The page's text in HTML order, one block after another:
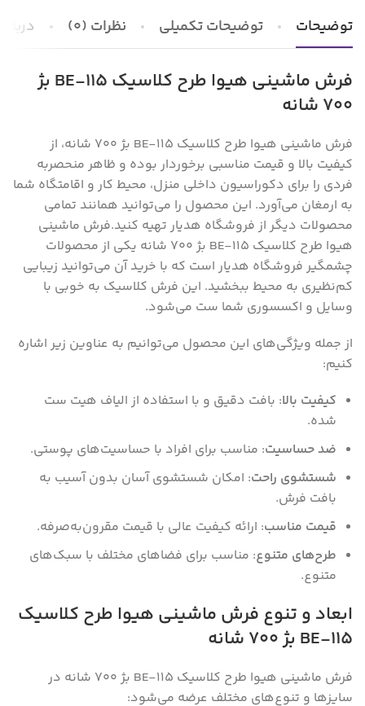
توضیحات توضیحات تکمیلی نظرات (0)
فرش ماشینی هیوا طرح کلاسیک BE-115 بژ
۷۰۰ شانه
فرش ماشینی هیوا طرح کلاسیک BE-115 بژ ۷۰۰ شانه، از
کیفیت بالا و قیمت مناسبی برخوردار بوده و ظاهر منحصر‌به
فردی را برای دکوراسیون داخلی منزل‌، محیط کار و اقامتگاه شما
به ارمغان می‌آورد. این محصول را می‌توانید همانند تمامی
محصولات دیگر از فروشگاه هدیار تهیه کنید.فرش ماشینی
هیوا طرح کلاسیک BE-115 بژ ۷۰۰ شانه یکی از محصولات
چشمگیر فروشگاه هدیار است که با خرید آن می‌توانید زیبایی
کم‌نظیری به محیط ببخشید. این فرش کلاسیک به خوبی با
وسایل و اکسسوری شما ست می‌شود.
از جمله ویژگی‌های این محصول می‌توانیم به عناوین زیر اشاره
کنیم:
کیفیت بالا: بافت دقیق و با استفاده از الیاف هیت ست
شده.
ضد حساسیت: مناسب برای افراد با حساسیت‌های پوستی.
شستشوی راحت: امکان شستشوی آسان بدون آسیب به
بافت فرش.
قیمت مناسب: ارائه کیفیت عالی با قیمت مقرون‌به‌صرفه.
طرح‌های متنوع: مناسب برای فضاهای مختلف با سبک‌های
متنوع.
ابعاد و تنوع فرش ماشینی هیوا طرح کلاسیک
BE-115 بژ ۷۰۰ شانه
فرش ماشینی هیوا طرح کلاسیک BE-115 بژ ۷۰۰ شانه در
سایز‌ها و تنوع‌های مختلف عرضه می‌شود: